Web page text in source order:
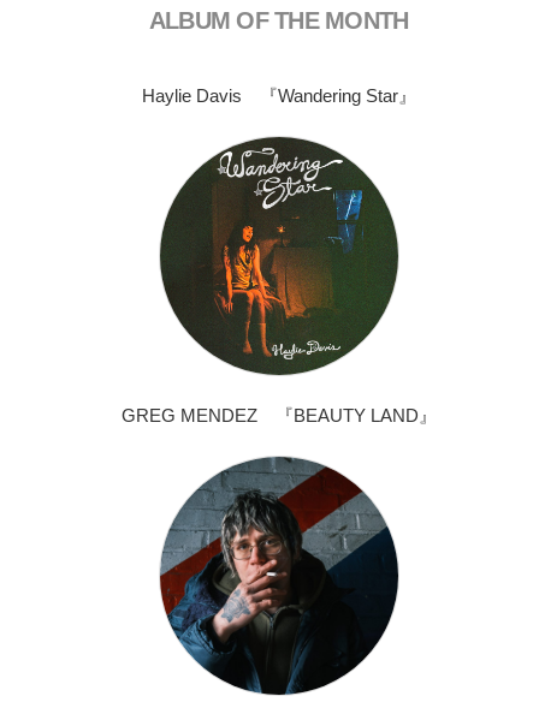
ALBUM OF THE MONTH
Haylie Davis 『Wandering Star』
GREG MENDEZ 『BEAUTY LAND』